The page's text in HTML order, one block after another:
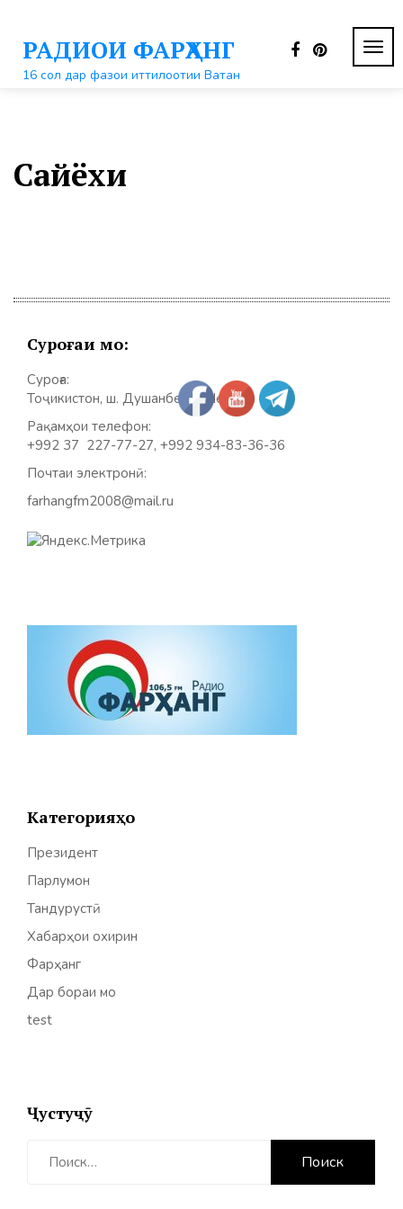
контентуРАДИОИ ФАРҲАНГ
16 сол дар фазои иттилоотии Ватан
Сайёхи
Суроғаи мо:
Суроға:
Тоҷикистон, ш. Душанбе, к. Шерозӣ 31
Рақамҳои телефон:
+992 37 227-77-27, +992 934-83-36-36
Почтаи электронӣ:
farhangfm2008@mail.ru
Категорияҳо
Президент
Парлумон
Тандурустӣ
Хабарҳои охирин
Фарҳанг
Дар бораи мо
test
Ҷустуҷӯ